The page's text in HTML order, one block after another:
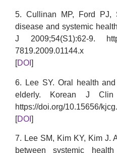
5. Cullinan MP, Ford PJ,
disease and systemic
J 2009;54(S1):62-9.
7819.2009.01144.x
[DOI ]
6. Lee SY. Oral health
elderly. Korean J Clin
https://doi.org/10.15656/
[DOI ]
7. Lee SM, Kim KY, Kim J.
between systemic